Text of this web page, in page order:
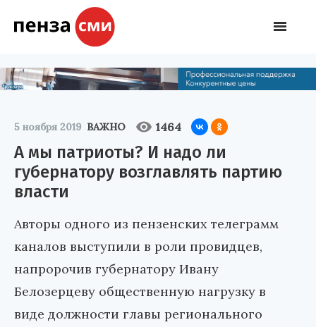
5 ноября 2019 ВАЖНО 1464
А мы патриоты? И надо ли
губернатору возглавлять партию
власти
Авторы одного из пензенских телеграмм
каналов выступили в роли провидцев,
напророчив губернатору Ивану
Белозерцеву общественную нагрузку в
виде должности главы регионального